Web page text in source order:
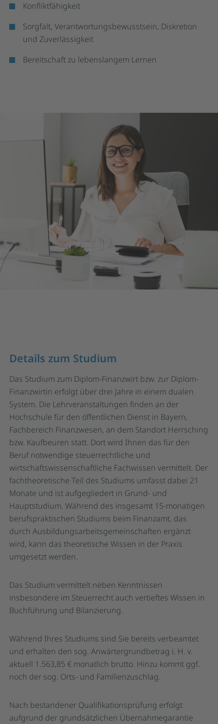
Konfliktfähigkeit
Sorgfalt, Verantwortungsbewusstsein, Diskretion
und Zuverlässigkeit
Bereitschaft zu lebenslangem Lernen
Details zum Studium
Das Studium zum Diplom-Finanzwirt bzw. zur Diplom-
Finanzwirtin erfolgt über drei Jahre in einem dualen
System. Die Lehrveranstaltungen finden an der
Hochschule für den öffentlichen Dienst in Bayern,
Fachbereich Finanzwesen, an dem Standort Herrsching
bzw. Kaufbeuren statt. Dort wird Ihnen das für den
Beruf notwendige steuerrechtliche und
wirtschaftswissenschaftliche Fachwissen vermittelt. Der
fachtheoretische Teil des Studiums umfasst dabei 21
Monate und ist aufgegliedert in Grund- und
Hauptstudium. Während des insgesamt 15-monatigen
berufspraktischen Studiums beim Finanzamt, das
durch Ausbildungsarbeitsgemeinschaften ergänzt
wird, kann das theoretische Wissen in der Praxis
umgesetzt werden.
Das Studium vermittelt neben Kenntnissen
insbesondere im Steuerrecht auch vertieftes Wissen in
Buchführung und Bilanzierung.
Während Ihres Studiums sind Sie bereits verbeamtet
und erhalten den sog. Anwärtergrundbetrag i. H. v.
aktuell 1.563,85 € monatlich brutto. Hinzu kommt ggf.
noch der sog. Orts- und Familienzuschlag.
Nach bestandener Qualifikationsprüfung erfolgt
aufgrund der grundsätzlichen Übernahmegarantie